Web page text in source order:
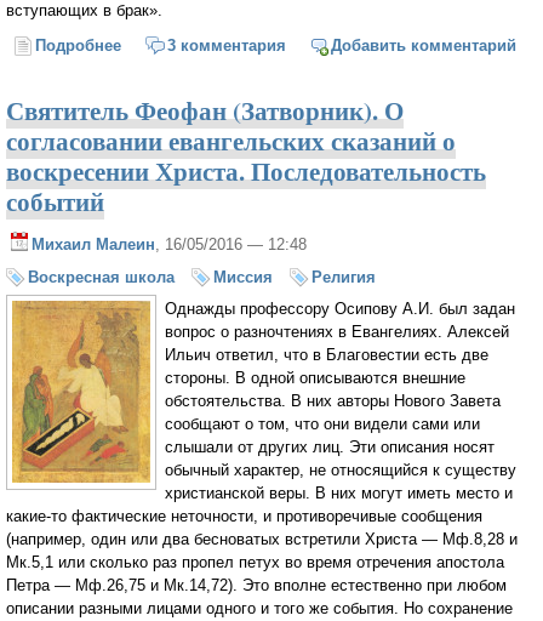
вступающих в брак».
Подробнее о В Госдуме предложили проверять у жениха и
3 комментария Добавить комментарий
Святитель Феофан (Затворник). О
согласовании евангельских сказаний о
воскресении Христа. Последовательность
событий
Михаил Малеин , 16/05/2016 — 12:48
Воскресная школа
Миссия
Религия
Однажды профессору Осипову А.И. был задан
вопрос о разночтениях в Евангелиях. Алексей
Ильич ответил, что в Благовестии есть две
стороны. В одной описываются внешние
обстоятельства. В них авторы Нового Завета
сообщают о том, что они видели сами или
слышали от других лиц. Эти описания носят
обычный характер, не относящийся к существу
христианской веры. В них могут иметь место и
какие-то фактические неточности, и противоречивые сообщения
(например, один или два бесноватых встретили Христа — Мф.8,28 и
Мк.5,1 или сколько раз пропел петух во время отречения апостола
Петра — Мф.26,75 и Мк.14,72). Это вполне естественно при любом
описании разными лицами одного и того же события. Но сохранение